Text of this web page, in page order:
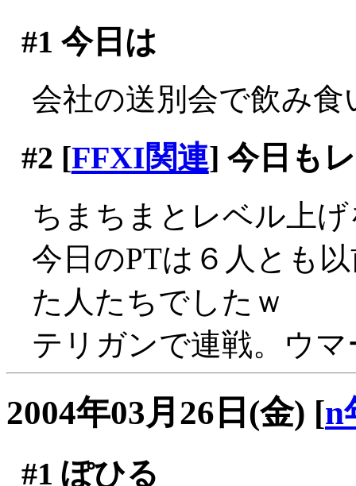
#1 今日は
会社の送別会で飲み食
#2 [FFXI関連] 今日も
ちまちまとレベル上
今日のPTは６人とも
た人たちでしたｗ
テリガンで連戦。ウ
2004年03月26日(金) [n
#1 ぽひる